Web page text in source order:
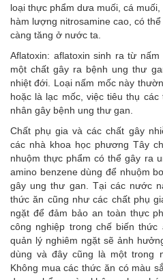
loại thực phẩm dưa muối, cá
hàm lượng nitrosamine cao, có
càng tăng ở nước ta.
Aflatoxin: aflatoxin sinh ra từ
một chất gây ra bệnh ung thư
nhiệt đới. Loại nấm mốc này
hoặc là lạc mốc, việc tiêu thụ
nhân gây bệnh ung thư gan.
Chất phụ gia và các chất gây
các nhà khoa học phương Tây
nhuộm thực phẩm có thể gây ra
amino benzene dùng để nhuộm
gây ung thư gan. Tại các nước
thức ăn cũng như các chất phụ
ngặt để đảm bảo an toàn thực
công nghiệp trong chế biến
quản lý nghiêm ngặt sẽ ảnh
dùng và đây cũng là một trong
Không mua các thức ăn có màu